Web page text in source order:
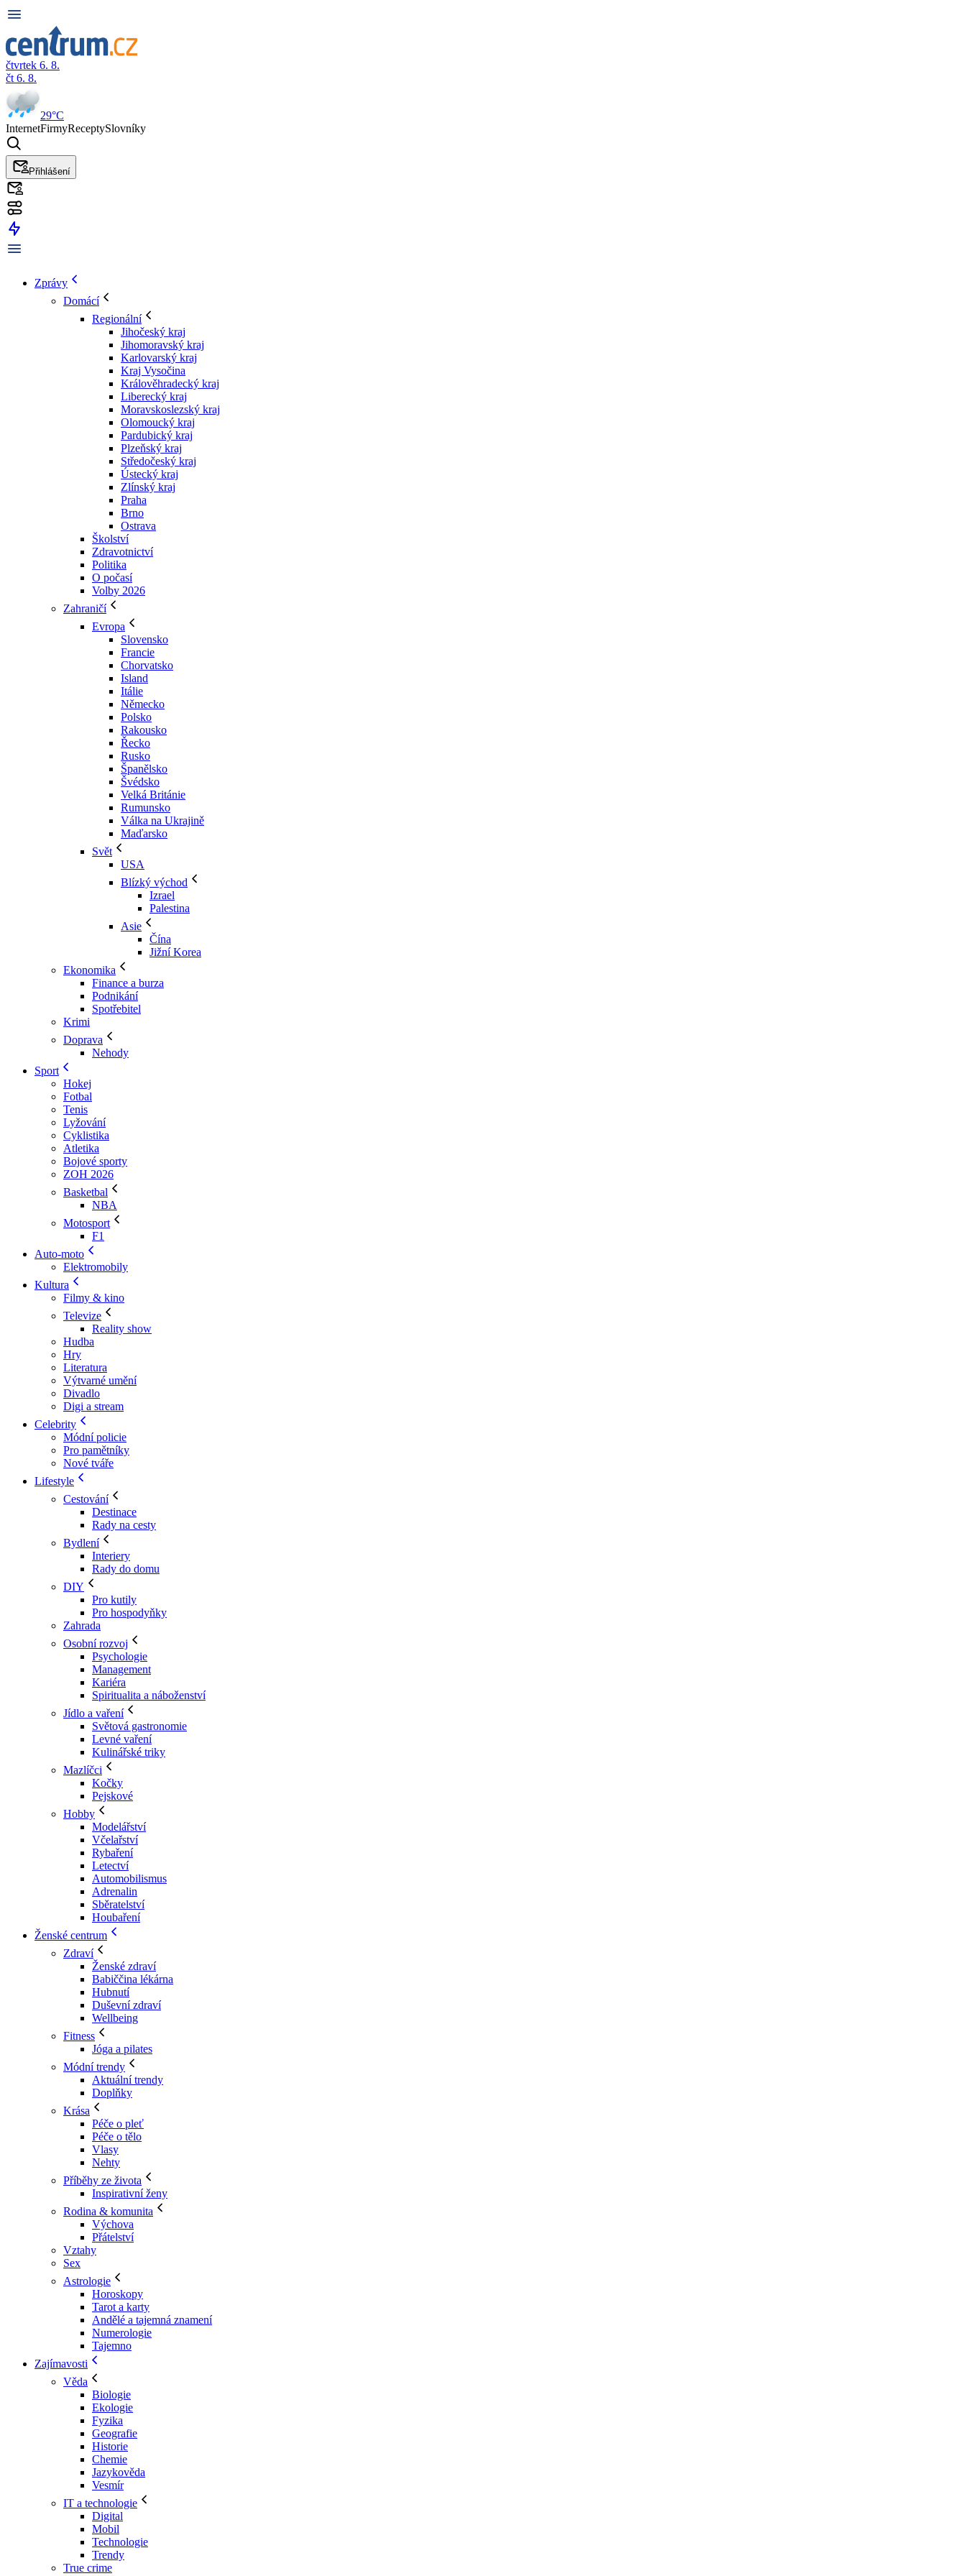
čtvrtek 6. 8.
čt 6. 8.
29°C
InternetFirmyReceptySlovníky
Přihlášení
Zprávy
Domácí
Regionální
Jihočeský kraj
Jihomoravský kraj
Karlovarský kraj
Kraj Vysočina
Králověhradecký kraj
Liberecký kraj
Moravskoslezský kraj
Olomoucký kraj
Pardubický kraj
Plzeňský kraj
Středočeský kraj
Ústecký kraj
Zlínský kraj
Praha
Brno
Ostrava
Školství
Zdravotnictví
Politika
O počasí
Volby 2026
Zahraničí
Evropa
Slovensko
Francie
Chorvatsko
Island
Itálie
Německo
Polsko
Rakousko
Řecko
Rusko
Španělsko
Švédsko
Velká Británie
Rumunsko
Válka na Ukrajině
Maďarsko
Svět
USA
Blízký východ
Izrael
Palestina
Asie
Čína
Jižní Korea
Ekonomika
Finance a burza
Podnikání
Spotřebitel
Krimi
Doprava
Nehody
Sport
Hokej
Fotbal
Tenis
Lyžování
Cyklistika
Atletika
Bojové sporty
ZOH 2026
Basketbal
NBA
Motosport
F1
Auto-moto
Elektromobily
Kultura
Filmy & kino
Televize
Reality show
Hudba
Hry
Literatura
Výtvarné umění
Divadlo
Digi a stream
Celebrity
Módní policie
Pro pamětníky
Nové tváře
Lifestyle
Cestování
Destinace
Rady na cesty
Bydlení
Interiery
Rady do domu
DIY
Pro kutily
Pro hospodyňky
Zahrada
Osobní rozvoj
Psychologie
Management
Kariéra
Spiritualita a náboženství
Jídlo a vaření
Světová gastronomie
Levné vaření
Kulinářské triky
Mazlíčci
Kočky
Pejskové
Hobby
Modelářství
Včelařství
Rybaření
Letectví
Automobilismus
Adrenalin
Sběratelství
Houbaření
Ženské centrum
Zdraví
Ženské zdraví
Babiččina lékárna
Hubnutí
Duševní zdraví
Wellbeing
Fitness
Jóga a pilates
Módní trendy
Aktuální trendy
Doplňky
Krása
Péče o pleť
Péče o tělo
Vlasy
Nehty
Příběhy ze života
Inspirativní ženy
Rodina & komunita
Výchova
Přátelství
Vztahy
Sex
Astrologie
Horoskopy
Tarot a karty
Andělé a tajemná znamení
Numerologie
Tajemno
Zajímavosti
Věda
Biologie
Ekologie
Fyzika
Geografie
Historie
Chemie
Jazykověda
Vesmír
IT a technologie
Digital
Mobil
Technologie
Trendy
True crime